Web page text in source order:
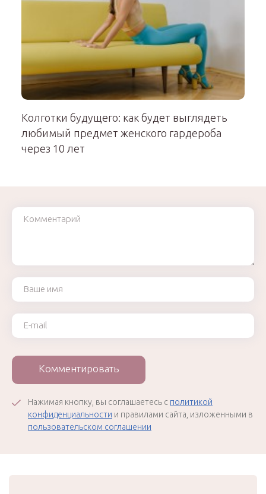
Колготки будущего: как будет выглядеть
любимый предмет женского гардероба
через 10 лет
Комментарий
Ваше имя
Ваш e-mail
Комментировать
Нажимая кнопку, вы соглашаетесь с политикой
конфиденциальности и правилами сайта, изложенными в
пользовательском соглашении